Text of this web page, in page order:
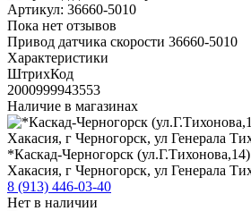
Артикул: 36660-5010
Пока нет отзывов
Привод датчика скорости 36660-5010
Характеристики
ШтрихКод
2000999943553
Наличие в магазинах
*Каскад-Черногорск
Хакасия, г Черногорск, ул Генерала
8 (913) 446-03-40
Нет в наличии